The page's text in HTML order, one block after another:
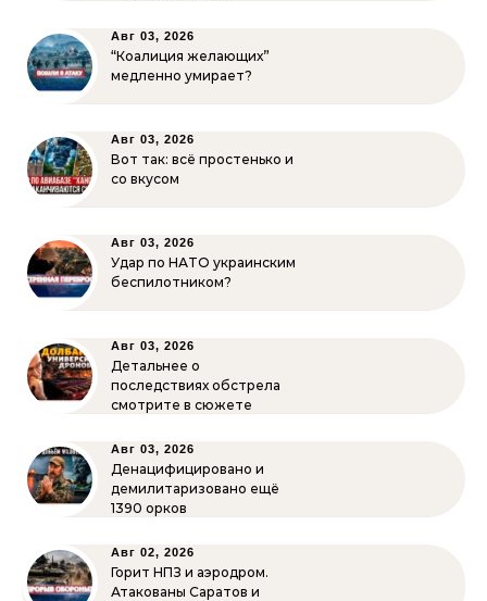
Авг 03, 2026
“Коалиция желающих”
медленно умирает?
Авг 03, 2026
Вот так: всё простенько и
со вкусом
Авг 03, 2026
Удар по НАТО украинским
беспилотником?
Авг 03, 2026
Детальнее о
последствиях обстрела
смотрите в сюжете
Авг 03, 2026
Денацифицировано и
демилитаризовано ещё
1390 орков
Авг 02, 2026
Горит НПЗ и аэродром.
Атакованы Саратов и